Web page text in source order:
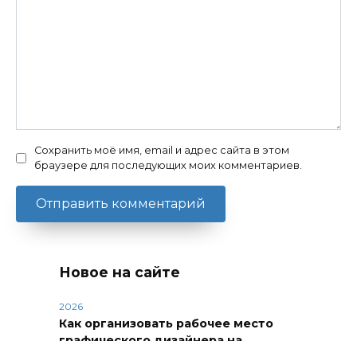
Сохранить моё имя, email и адрес сайта в этом
браузере для последующих моих комментариев.
Новое на сайте
2026
Как организовать рабочее место